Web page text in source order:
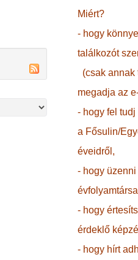
Miért?
- hogy
találkozót
(csak annak
megadja az
- hogy fel
a Fősulin/
éveidről,
- hogy üzenni
- hogy
érdeklő
- hogy hírt